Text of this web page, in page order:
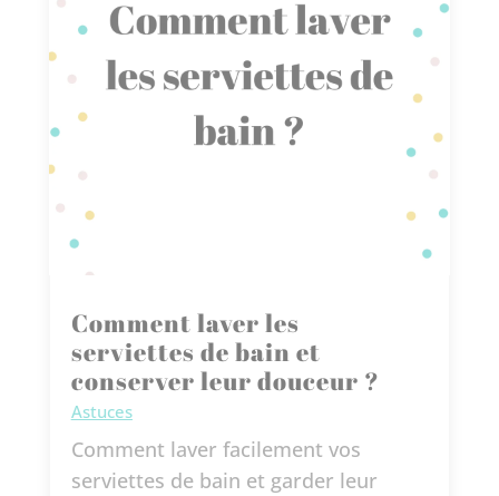
Comment laver les
serviettes de bain et
conserver leur douceur ?
Astuces
Comment laver facilement vos
serviettes de bain et garder leur